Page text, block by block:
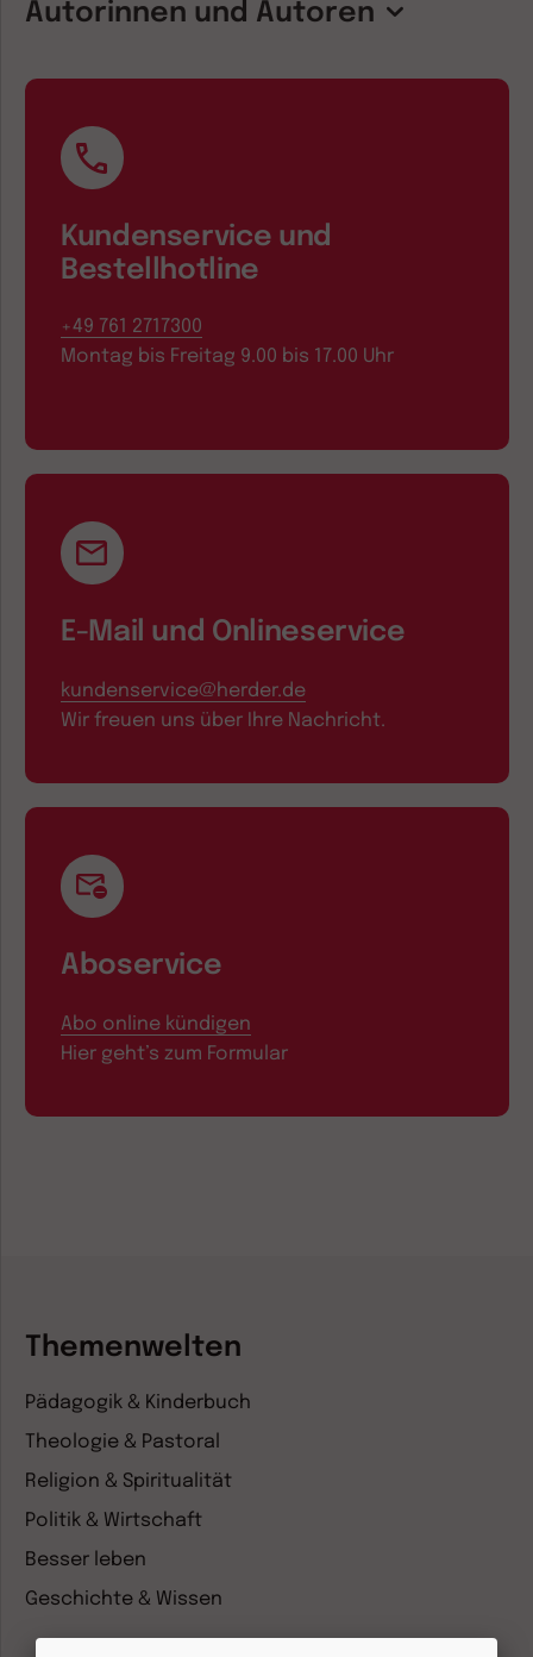
Autorinnen und Autoren
Kundenservice und
Bestellhotline
+49 761 2717300
Montag bis Freitag 9.00 bis 17.00 Uhr
E-Mail und Onlineservice
kundenservice@herder.de
Wir freuen uns über Ihre Nachricht.
Aboservice
Abo online kündigen
Hier geht’s zum Formular
Themenwelten
Pädagogik & Kinderbuch
Theologie & Pastoral
Religion & Spiritualität
Politik & Wirtschaft
Besser leben
Geschichte & Wissen